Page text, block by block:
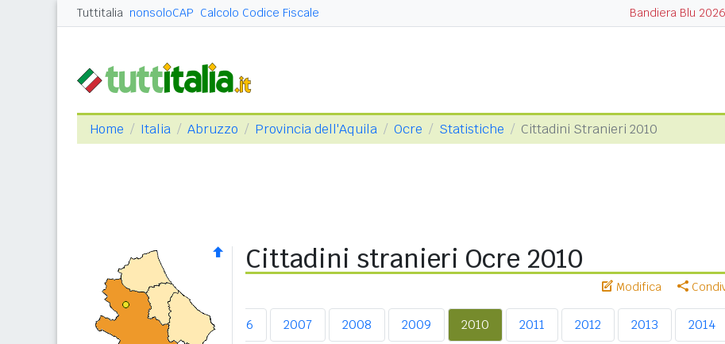
Tuttitalia nonsoloCAP Calcolo Codice Fiscale Bandiera Blu 2026
Home Italia Abruzzo Provincia dell'Aquila Ocre Statistiche Cittadini Stranieri 2010
Cittadini stranieri Ocre 2010
Modifica
2004 2005 2006 2007 2008 2009 2010 2011 2012 2013 2014